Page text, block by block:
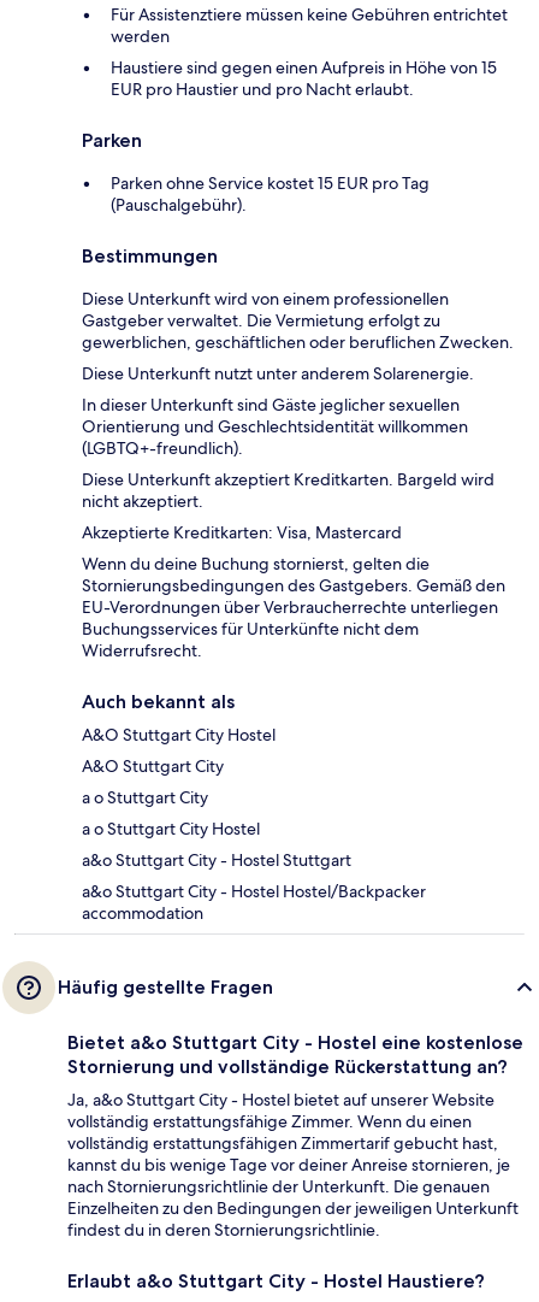
Für Assistenztiere müssen keine Gebühren entrichtet
werden
Haustiere sind gegen einen Aufpreis in Höhe von 15
EUR pro Haustier und pro Nacht erlaubt.
Parken
Parken ohne Service kostet 15 EUR pro Tag
(Pauschalgebühr).
Bestimmungen
Diese Unterkunft wird von einem professionellen
Gastgeber verwaltet. Die Vermietung erfolgt zu
gewerblichen, geschäftlichen oder beruflichen Zwecken.
Diese Unterkunft nutzt unter anderem Solarenergie.
In dieser Unterkunft sind Gäste jeglicher sexuellen
Orientierung und Geschlechtsidentität willkommen
(LGBTQ+-freundlich).
Diese Unterkunft akzeptiert Kreditkarten. Bargeld wird
nicht akzeptiert.
Akzeptierte Kreditkarten: Visa, Mastercard
Wenn du deine Buchung stornierst, gelten die
Stornierungsbedingungen des Gastgebers. Gemäß den
EU-Verordnungen über Verbraucherrechte unterliegen
Buchungsservices für Unterkünfte nicht dem
Widerrufsrecht.
Auch bekannt als
A&O Stuttgart City Hostel
A&O Stuttgart City
a o Stuttgart City
a o Stuttgart City Hostel
a&o Stuttgart City - Hostel Stuttgart
a&o Stuttgart City - Hostel Hostel/Backpacker
accommodation
Häufig gestellte Fragen
Bietet a&o Stuttgart City - Hostel eine kostenlose
Stornierung und vollständige Rückerstattung an?
Ja, a&o Stuttgart City - Hostel bietet auf unserer Website
vollständig erstattungsfähige Zimmer. Wenn du einen
vollständig erstattungsfähigen Zimmertarif gebucht hast,
kannst du bis wenige Tage vor deiner Anreise stornieren, je
nach Stornierungsrichtlinie der Unterkunft. Die genauen
Einzelheiten zu den Bedingungen der jeweiligen Unterkunft
findest du in deren Stornierungsrichtlinie.
Erlaubt a&o Stuttgart City - Hostel Haustiere?